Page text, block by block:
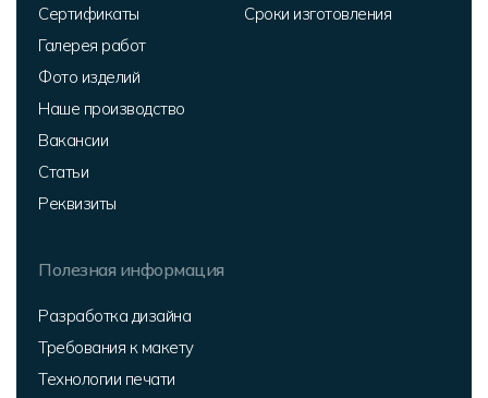
Сертификаты
Галерея работ
Фото изделий
Наше производство
Вакансии
Статьи
Реквизиты
Сроки изготовления
Полезная информация
Разработка дизайна
Требования к макету
Технологии печати